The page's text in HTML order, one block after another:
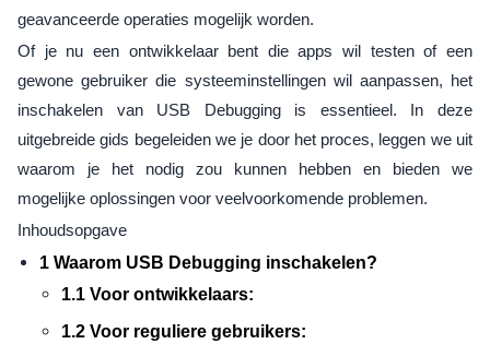
geavanceerde operaties mogelijk worden.
Of je nu een ontwikkelaar bent die apps wil testen of een
gewone gebruiker die systeeminstellingen wil aanpassen, het
inschakelen van USB Debugging is essentieel. In deze
uitgebreide gids begeleiden we je door het proces, leggen we uit
waarom je het nodig zou kunnen hebben en bieden we
mogelijke oplossingen voor veelvoorkomende problemen.
Inhoudsopgave
1 Waarom USB Debugging inschakelen?
1.1 Voor ontwikkelaars:
1.2 Voor reguliere gebruikers: